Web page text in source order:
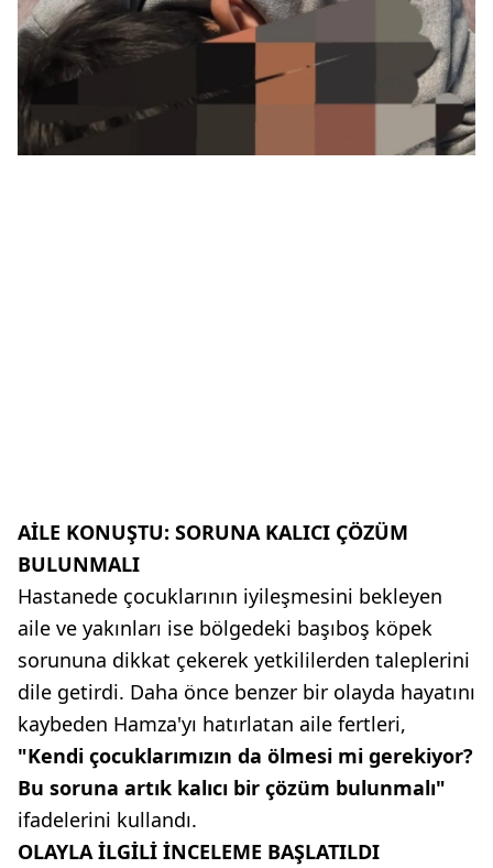
AİLE KONUŞTU: SORUNA KALICI ÇÖZÜM
BULUNMALI
Hastanede çocuklarının iyileşmesini bekleyen
aile ve yakınları ise bölgedeki başıboş köpek
sorununa dikkat çekerek yetkililerden taleplerini
dile getirdi. Daha önce benzer bir olayda hayatını
kaybeden Hamza'yı hatırlatan aile fertleri,
"Kendi çocuklarımızın da ölmesi mi gerekiyor?
Bu soruna artık kalıcı bir çözüm bulunmalı"
ifadelerini kullandı.
OLAYLA İLGİLİ İNCELEME BAŞLATILDI